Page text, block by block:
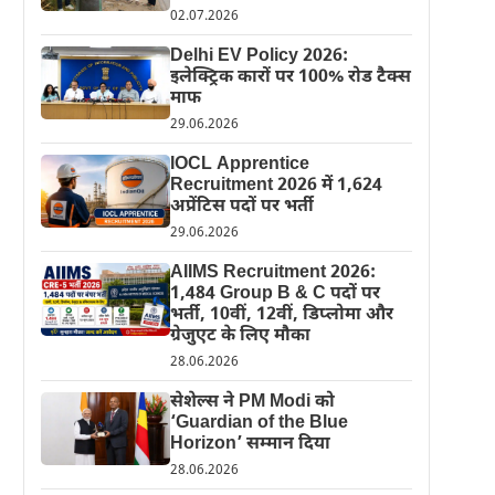
02.07.2026
Delhi EV Policy 2026:
इलेक्ट्रिक कारों पर 100% रोड टैक्स
माफ
29.06.2026
IOCL Apprentice
Recruitment 2026 में 1,624
अप्रेंटिस पदों पर भर्ती
29.06.2026
AIIMS Recruitment 2026:
1,484 Group B & C पदों पर
भर्ती, 10वीं, 12वीं, डिप्लोमा और
ग्रेजुएट के लिए मौका
28.06.2026
सेशेल्स ने PM Modi को
‘Guardian of the Blue
Horizon’ सम्मान दिया
28.06.2026